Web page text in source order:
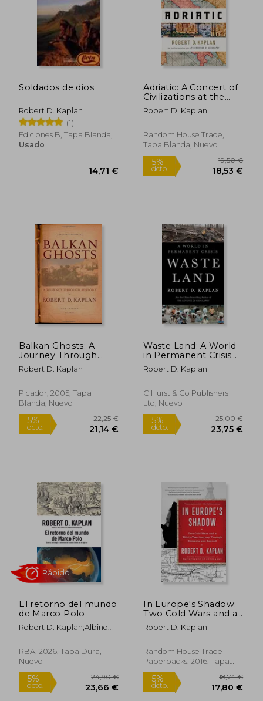
5%
Soldados de dios
Robert D. Kaplan
(1)
Ediciones B, Tapa Blanda,
Usado
Adriatic: A Concert of
Civilizations at the
end of the Modern
age (en Inglés)
Robert D. Kaplan
Random House Trade,
Tapa Blanda, Nuevo
dcto.
Balkan Ghosts: A
Journey Through
History (en Inglés)
Robert D. Kaplan
Picador, 2005, Tapa
Blanda, Nuevo
5%
dcto. 21,14 €
Waste Land: A World
in Permanent Crisis
(en Inglés)
Robert D. Kaplan
C Hurst & Co Publishers
Ltd, Nuevo
5%
dcto.
El retorno del mundo
de Marco Polo
Robert D. Kaplan;Albino
RBA, 2026, Tapa Dura,
Nuevo
In Europe's Shadow:
Two Cold Wars and a
Thirty-Year Journey
Through Romania
Inglés)
Robert D. Kaplan
Random House Trade
Paperbacks, 2016, Tapa
Blanda, Nuevo